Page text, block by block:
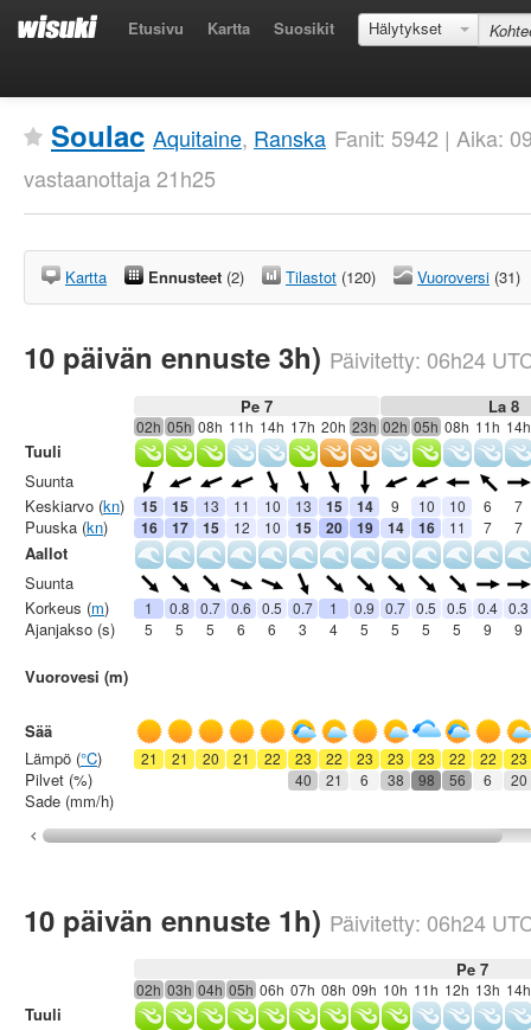
Etusivu Kartta Suosikit Hälytykset
Soulac Aquitaine, Ranska Fanit: 5942 | Aika:
vastaanottaja 21h25
Kartta Ennusteet (2) Tilastot (120) Vuoroversi (31)
10 päivän ennuste 3h) Päivitetty: 06h24
Pe 7 La 8
02h 05h 08h 11h 14h 17h 20h 23h 02h 05h 08h 11h 14h
15 15 13 11 10 13 15 14 9 10 10 6 7
16 17 15 12 10 15 20 19 14 16 11 7 7
1 0.8 0.7 0.6 0.5 0.7 1 0.9 0.7 0.5 0.5 0.4 0.3
5
5 5 6 6 3 4 5 5 5 5 9 9
21 21 20 21 22 23 22 23 23 23 22 22
23
40
21 6 38 98 56 6 20
Tuuli
Suunta
Keskiarvo (kn)
Puuska (kn)
Aallot
Suunta
Korkeus (m)
Ajanjakso (s)
Vuorovesi (m)
Sää
Lämpö (°C)
Pilvet (%)
Sade (mm/h)
10 päivän ennuste 1h) Päivitetty: 06h24
Pe 7
02h 03h 04h 05h 06h 07h 08h 09h 10h 11h 12h 13h 14h
Tuuli